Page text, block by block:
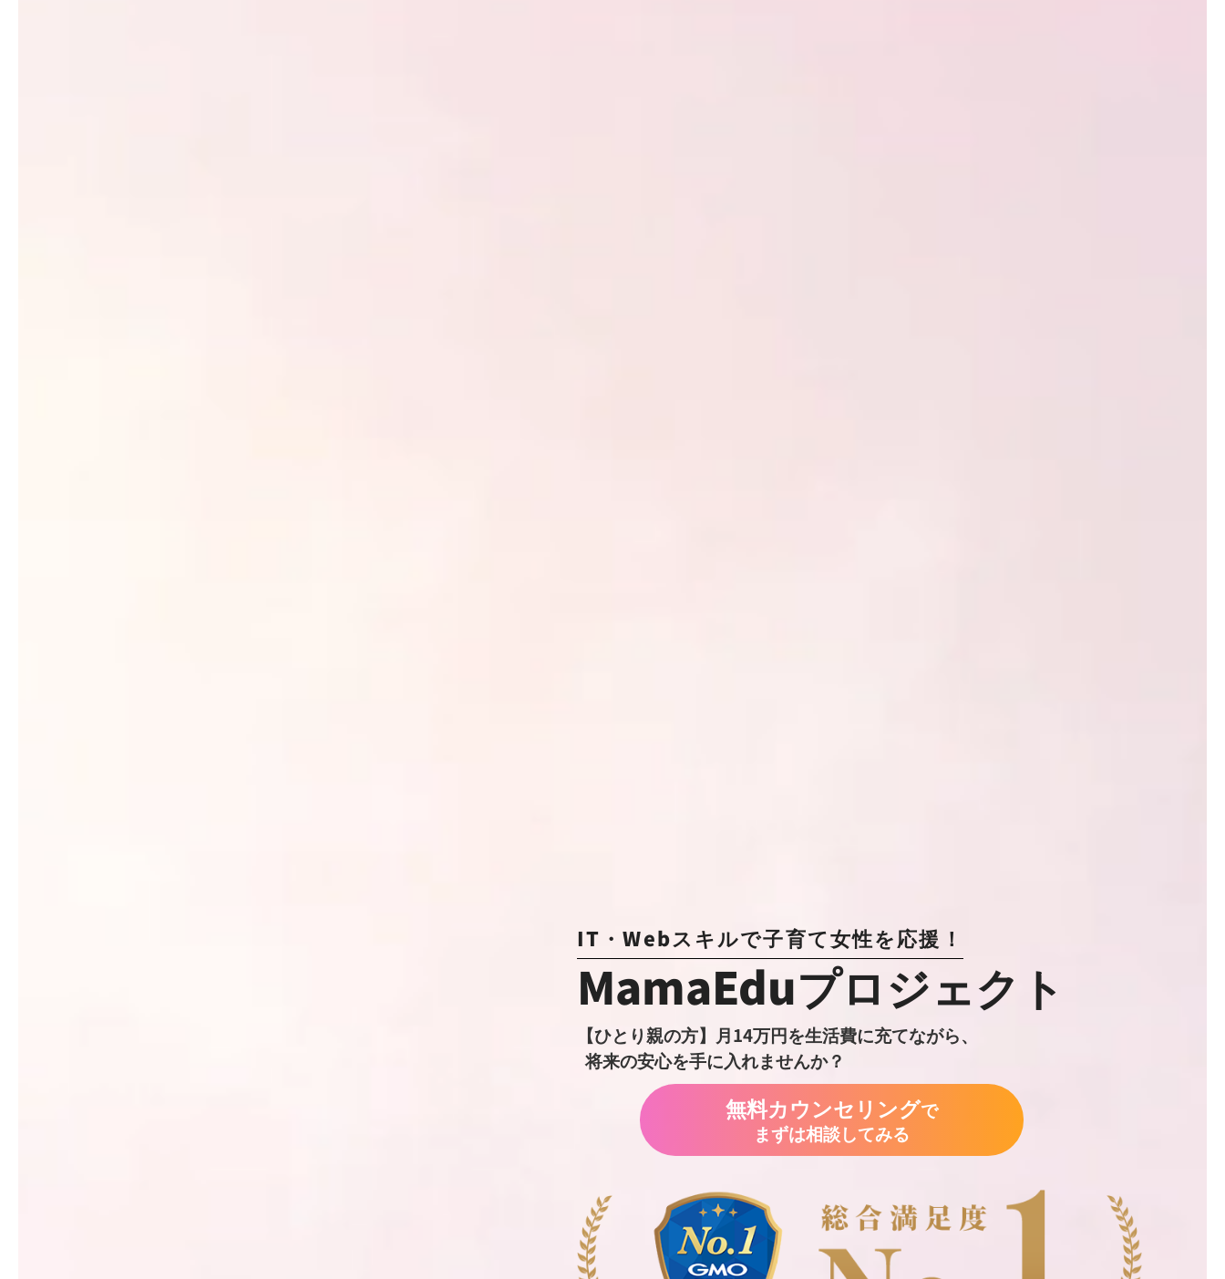
IT・Webスキルで子育て女性を応援！
MamaEduプロジェクト
【ひとり親の方】月14万円を生活費に充てながら、
将来の安心を手に入れませんか？
無料カウンセリングで
まずは相談してみる